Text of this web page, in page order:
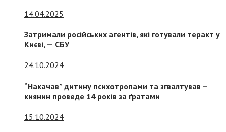
14.04.2025
Затримали російських агентів, які готували теракт у
Києві, — СБУ
24.10.2024
“Накачав” дитину психотропами та згвалтував –
киянин проведе 14 років за ґратами
15.10.2024